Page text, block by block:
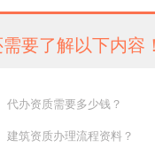
要了解以下内容！
代办资质需要多少钱？
建筑资质办理流程资料？